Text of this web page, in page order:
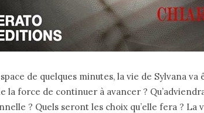
de quelques minutes, la vie de Sylvana
la force de continuer à avancer ?
? Quels seront les choix qu’elle fera ?